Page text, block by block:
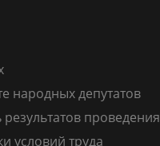
народных депутатов
проведения
условий труда